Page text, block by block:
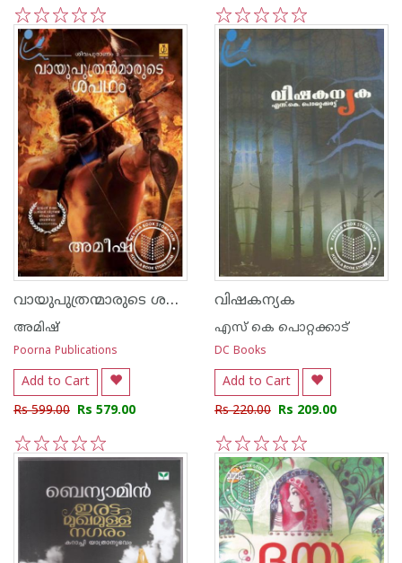
5
4
3
2
1 5
4
3
2
1
വായുപുത്രന്മാരുടെ ശപഥം
അമിഷ്
Poorna Publications
Add to Cart
Rs 599.00 Rs 579.00
5
4
3
2
1
വിഷകന്യക
എസ്‌ കെ പൊറ്റക്കാട്‌
DC Books
Add to Cart
Rs 220.00 Rs 209.00
5
4
3
2
1